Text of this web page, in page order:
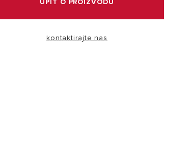
UPIT O PROIZVODU
kontaktirajte nas